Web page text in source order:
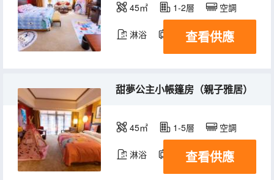
45㎡ 1-2層 空調
淋浴 電視機 冰箱
查看供應
甜夢公主小帳篷房（親子雅居）
45㎡ 1-5層 空調
淋浴 電視機 冰箱
查看供應